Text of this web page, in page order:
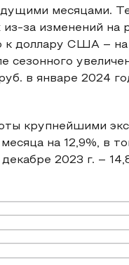
месяцами.
за изменений на
к доллару США –
сезонного
в январе 2024
крупнейшими
на 12,9%, в
2023 г. –